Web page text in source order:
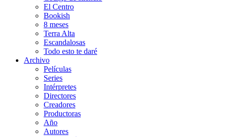
El Centro
Bookish
8 meses
Terra Alta
Escandalosas
Todo esto te daré
Archivo
Películas
Series
Intérpretes
Directores
Creadores
Productoras
Año
Autores